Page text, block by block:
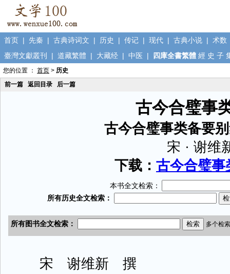
首页 | 先秦 | 古典诗词文 | 历史 | 传记 | 现代 | 古典小说 | 术数
臺灣文獻叢刊
| 道藏繁體 | 大藏经 | 中医 | 四庫全書繁體 經 史 子
您的位置 ： 首页 > 历史
前一篇
返回目录 后一篇
古今合璧事
古今合璧事类备要
宋 · 谢维
下载： 古今合璧
本书全文检索：
宋 谢维新 撰